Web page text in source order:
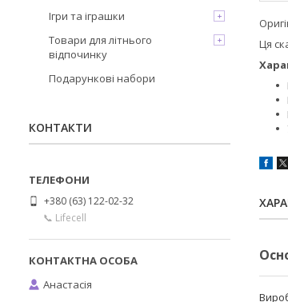
Ця
Ігри та іграшки
Товари для літнього
відпочинку
Подарункові набори
КОНТАКТИ
+380 (63) 122-02-32
📞 Lifecell
Анастасія